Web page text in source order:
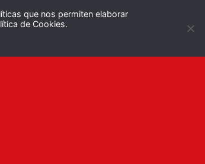
que nos permiten elaborar
de Cookies.
Español English